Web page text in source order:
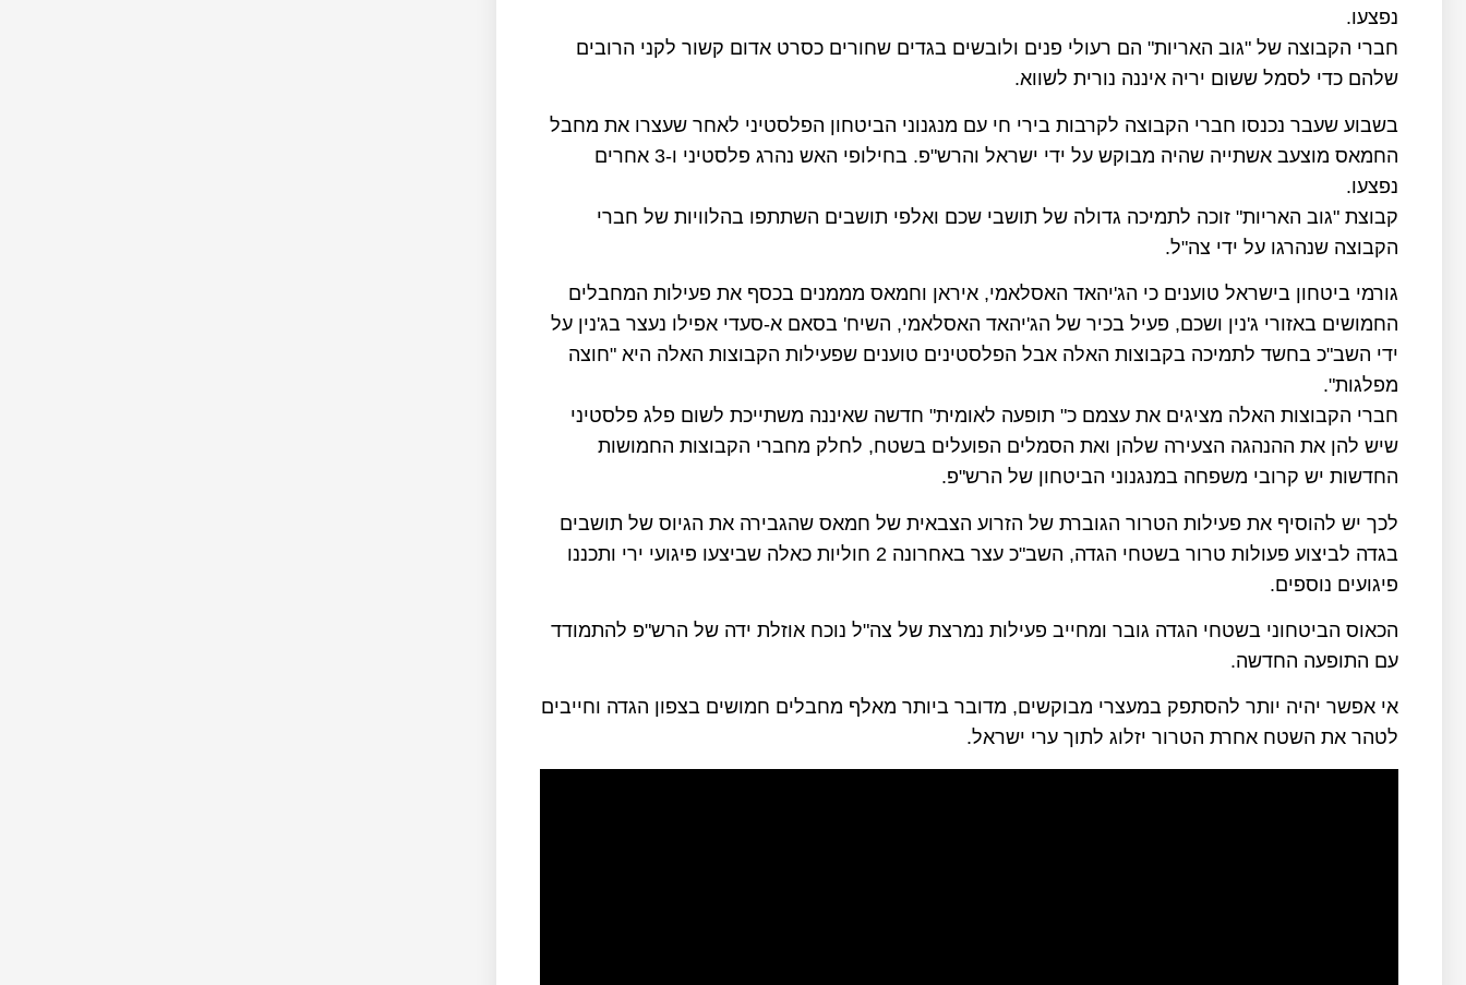
נפצעו.
חברי הקבוצה של "גוב האריות" הם רעולי פנים ולובשים בגדים שחורים כסרט אדום קשור לקני הרובים
שלהם כדי לסמל ששום יריה איננה נורית לשווא.
בשבוע שעבר נכנסו חברי הקבוצה לקרבות בירי חי עם מנגנוני הביטחון הפלסטיני לאחר שעצרו את מחבל
החמאס מוצעב אשתייה שהיה מבוקש על ידי ישראל והרש"פ. בחילופי האש נהרג פלסטיני ו-3 אחרים
נפצעו.
קבוצת "גוב האריות" זוכה לתמיכה גדולה של תושבי שכם ואלפי תושבים השתתפו בהלוויות של חברי
הקבוצה שנהרגו על ידי צה"ל.
גורמי ביטחון בישראל טוענים כי הג'יהאד האסלאמי, איראן וחמאס מממנים בכסף את פעילות המחבלים
החמושים באזורי ג'נין ושכם, פעיל בכיר של הג'יהאד האסלאמי, השיח' בסאם א-סעדי אפילו נעצר בג'נין על
ידי השב"כ בחשד לתמיכה בקבוצות האלה אבל הפלסטינים טוענים שפעילות הקבוצות האלה היא "חוצה
מפלגות".
חברי הקבוצות האלה מציגים את עצמם כ" תופעה לאומית" חדשה שאיננה משתייכת לשום פלג פלסטיני
שיש להן את ההנהגה הצעירה שלהן ואת הסמלים הפועלים בשטח, לחלק מחברי הקבוצות החמושות
החדשות יש קרובי משפחה במנגנוני הביטחון של הרש"פ.
לכך יש להוסיף את פעילות הטרור הגוברת של הזרוע הצבאית של חמאס שהגבירה את הגיוס של תושבים
בגדה לביצוע פעולות טרור בשטחי הגדה, השב"כ עצר באחרונה 2 חוליות כאלה שביצעו פיגועי ירי ותכננו
פיגועים נוספים.
הכאוס הביטחוני בשטחי הגדה גובר ומחייב פעילות נמרצת של צה"ל נוכח אוזלת ידה של הרש"פ להתמודד
עם התופעה החדשה.
אי אפשר יהיה יותר להסתפק במעצרי מבוקשים, מדובר ביותר מאלף מחבלים חמושים בצפון הגדה וחייבים
לטהר את השטח אחרת הטרור יזלוג לתוך ערי ישראל.